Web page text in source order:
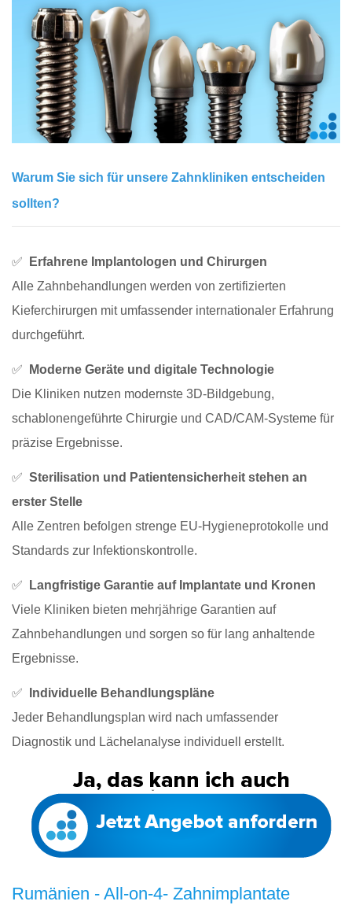
Warum Sie sich für unsere Zahnkliniken entscheiden
sollten?
✅
Erfahrene Implantologen und Chirurgen
Alle Zahnbehandlungen werden von zertifizierten
Kieferchirurgen mit umfassender internationaler Erfahrung
durchgeführt.
✅
Moderne Geräte und digitale Technologie
Die Kliniken nutzen modernste 3D-Bildgebung,
schablonengeführte Chirurgie und CAD/CAM-Systeme für
präzise Ergebnisse.
✅ Sterilisation und Patientensicherheit stehen an
erster Stelle
Alle Zentren befolgen strenge EU-Hygieneprotokolle und
Standards zur Infektionskontrolle.
✅
Langfristige Garantie auf Implantate und Kronen
Viele Kliniken bieten mehrjährige Garantien auf
Zahnbehandlungen und sorgen so für lang anhaltende
Ergebnisse.
✅
Individuelle Behandlungspläne
Jeder Behandlungsplan wird nach umfassender
Diagnostik und Lächelanalyse individuell erstellt.
Rumänien - All-on-4- Zahnimplantate